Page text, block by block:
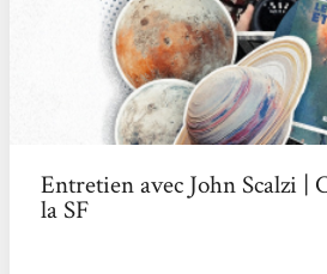
Entretien avec John Scalzi |
la SF